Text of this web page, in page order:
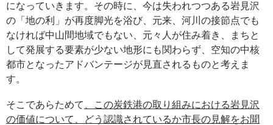
になっていきます。その時に、今は失われつつある岩見沢
の「地の利」が再度脚光を浴び、元来、河川の接節点でも
なければ中山間地域でもない、元々人が住み着き、まちと
して発展する要素が少ない地形にも関わらず、空知の中核
都市となったアドバンテージが見直されるものと考えま
す。
そこであらためて
、この炭鉄港の取り組みにおける岩見沢
の価値について、どう認識されているか市長の見解をお聞